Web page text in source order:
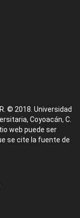
© 2018. Universidad
Coyoacán, C.
web puede ser
se cite la fuente de